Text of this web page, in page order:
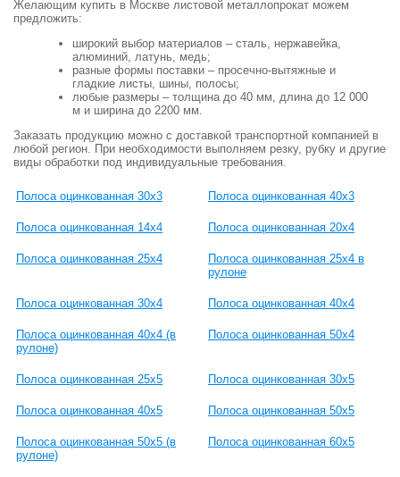
Желающим купить в Москве листовой металлопрокат можем
предложить:
широкий выбор материалов – сталь, нержавейка,
алюминий, латунь, медь;
разные формы поставки – просечно-вытяжные и
гладкие листы, шины, полосы;
любые размеры – толщина до 40 мм, длина до 12 000
м и ширина до 2200 мм.
Заказать продукцию можно с доставкой транспортной компанией в
любой регион. При необходимости выполняем резку, рубку и другие
виды обработки под индивидуальные требования.
Полоса оцинкованная 30х3 Полоса оцинкованная 40х3
Полоса оцинкованная 14х4 Полоса оцинкованная 20х4
Полоса оцинкованная 25х4
Полоса оцинкованная 25х4 в
рулоне
Полоса оцинкованная 30х4 Полоса оцинкованная 40х4
Полоса оцинкованная 40х4 (в
рулоне)
Полоса оцинкованная 50х4
Полоса оцинкованная 25х5 Полоса оцинкованная 30х5
Полоса оцинкованная 40х5 Полоса оцинкованная 50х5
Полоса оцинкованная 50х5 (в
рулоне)
Полоса оцинкованная 60х5